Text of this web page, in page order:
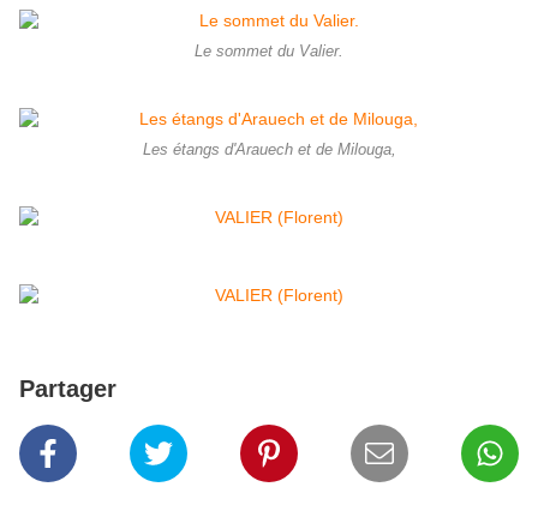
Le sommet du Valier.
Les étangs d'Arauech et de Milouga,
Partager